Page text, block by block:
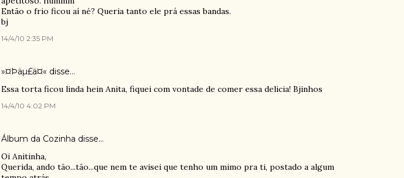
Então o frio ficou aí né? Queria tanto ele prá essas bandas.
bj
14/4/10 2:35 PM
»¤Þäµ£ä¤« disse…
Essa torta ficou linda hein Anita, fiquei com vontade de comer essa delicia! Bjinhos
14/4/10 4:02 PM
Álbum da Cozinha disse…
Oi Anitinha,
Querida, ando tão...tão...que nem te avisei que tenho um mimo pra ti, postado a algum